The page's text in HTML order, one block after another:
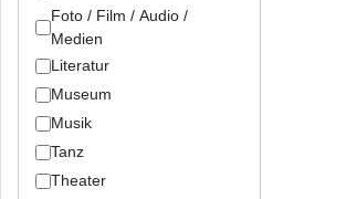
Foto / Film / Audio /
Medien
Literatur
Museum
Musik
Tanz
Theater